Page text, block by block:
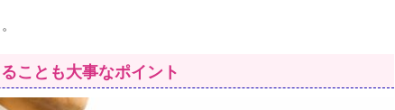
ことも大事なポイント